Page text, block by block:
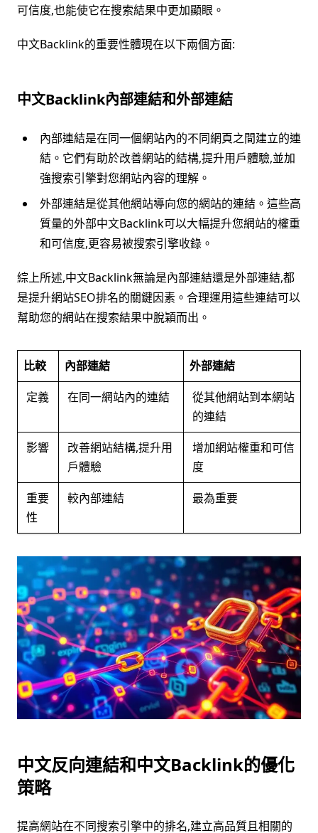
可信度,也能使它在搜索結果中更加顯眼。
中文Backlink的重要性體現在以下兩個方面:
中文Backlink內部連結和外部連結
內部連結是在同一個網站內的不同網頁之間建立的連
結。它們有助於改善網站的結構,提升用戶體驗,並加
強搜索引擎對您網站內容的理解。
外部連結是從其他網站導向您的網站的連結。這些高
質量的外部中文Backlink可以大幅提升您網站的權重
和可信度,更容易被搜索引擎收錄。
綜上所述,中文Backlink無論是內部連結還是外部連結,都
是提升網站SEO排名的關鍵因素。合理運用這些連結可以
幫助您的網站在搜索結果中脫穎而出。
比較 內部連結
外部連結
定義
在同一網站內的連結
從其他網站到本網站
的連結
影響
改善網站結構,提升用
戶體驗
增加網站權重和可信
度
重要
性
較內部連結 最為重要
中文反向連結和中文Backlink的優化
策略
提高網站在不同搜索引擎中的排名,建立高品質且相關的